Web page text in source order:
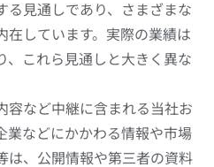
る見通しであり、さまざまな
在しています。実際の業績は
、これら見通しと大きく異な
容など中継に含まれる当社お
業などにかかわる情報や市場
は、公開情報や第三者の資料